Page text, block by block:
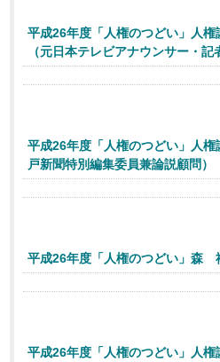
平成26年度「人権のつどい」人
（元日本テレビアナウンサー・記
平成26年度「人権のつどい」人
戸新聞特別編集委員兼論説顧問）
平成26年度「人権のつどい」森
平成26年度「人権のつどい」人